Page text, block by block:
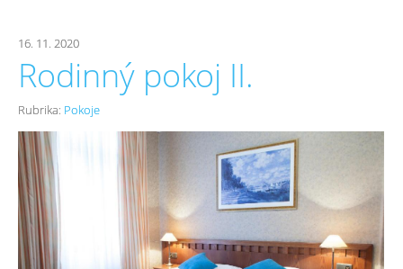
16. 11. 2020
Rodinný pokoj II.
Rubrika: Pokoje